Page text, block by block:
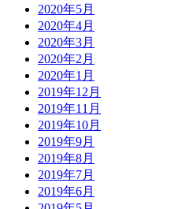
2020年5月
2020年4月
2020年3月
2020年2月
2020年1月
2019年12月
2019年11月
2019年10月
2019年9月
2019年8月
2019年7月
2019年6月